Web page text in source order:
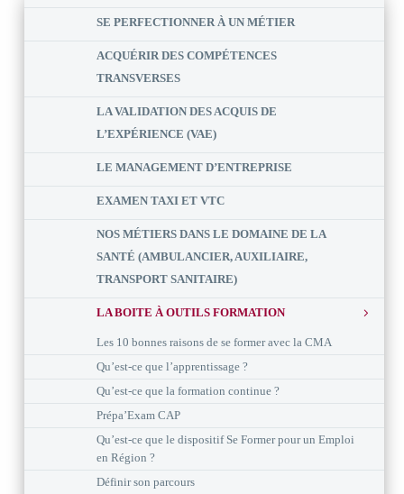
SE PERFECTIONNER À UN MÉTIER
ACQUÉRIR DES COMPÉTENCES
TRANSVERSES
LA VALIDATION DES ACQUIS DE
L’EXPÉRIENCE (VAE)
LE MANAGEMENT D’ENTREPRISE
EXAMEN TAXI ET VTC
NOS MÉTIERS DANS LE DOMAINE DE LA
SANTÉ (AMBULANCIER, AUXILIAIRE,
TRANSPORT SANITAIRE)
LA BOITE À OUTILS FORMATION
Les 10 bonnes raisons de se former avec la CMA
Qu’est-ce que l’apprentissage ?
Qu’est-ce que la formation continue ?
Prépa’Exam CAP
Qu’est-ce que le dispositif Se Former pour un Emploi
en Région ?
Définir son parcours